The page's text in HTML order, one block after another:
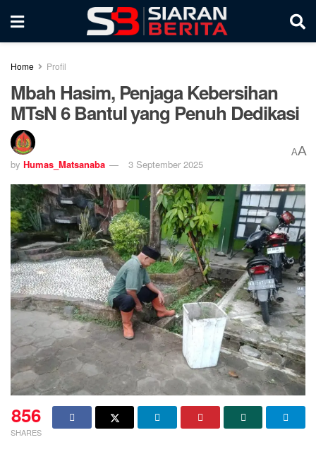
Home Profil
Mbah Hasim, Penjaga Kebersihan
MTsN 6 Bantul yang Penuh Dedikasi
by Humas_Matsanaba 3 September 2025
AA
856
SHARES